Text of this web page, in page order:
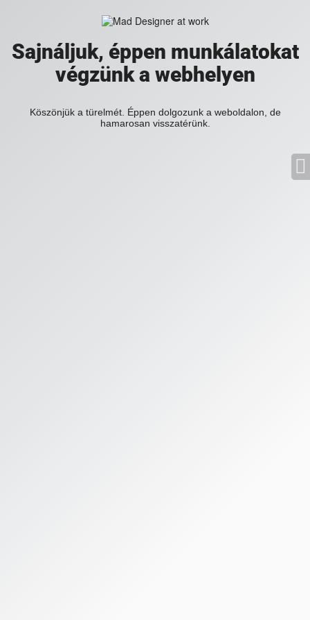
Sajnáljuk, éppen munkálatokat
végzünk a webhelyen
Köszönjük a türelmét. Éppen dolgozunk a weboldalon, de
hamarosan visszatérünk.